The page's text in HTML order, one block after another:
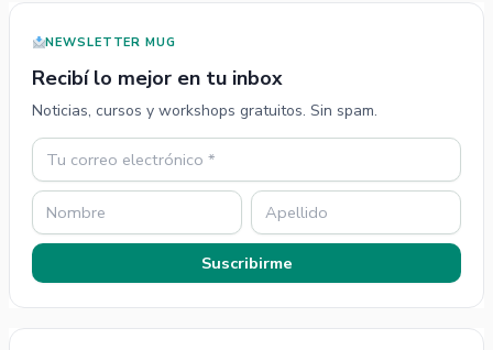
A
p
d
I
NEWSLETTER MUG
Recibí lo mejor en tu inbox
Noticias, cursos y workshops gratuitos. Sin spam.
Suscribirme